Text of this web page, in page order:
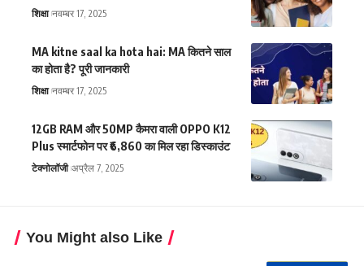
शिक्षा नवम्बर 17, 2025
MA kitne saal ka hota hai: MA कितने साल
का होता है? पूरी जानकारी
शिक्षा नवम्बर 17, 2025
12GB RAM और 50MP कैमरा वाली OPPO K12
Plus स्मार्टफोन पर ₹6,860 का मिल रहा डिस्काउंट
टेक्नोलॉजी अप्रैल 7, 2025
You Might also Like